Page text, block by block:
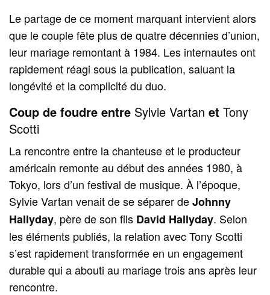
Le partage de ce moment marquant intervient alors
que le couple fête plus de quatre décennies d’union,
leur mariage remontant à 1984. Les internautes ont
rapidement réagi sous la publication, saluant la
longévité et la complicité du duo.
Coup de foudre entre Sylvie Vartan et Tony
Scotti
La rencontre entre la chanteuse et le producteur
américain remonte au début des années 1980, à
Tokyo, lors d’un festival de musique. À l’époque,
Sylvie Vartan venait de se séparer deJohnny
Hallyday, père de son fils David Hallyday. Selon
les éléments publiés, la relation avec Tony Scotti
s’est rapidement transformée en un engagement
durable qui a abouti au mariage trois ans après leur
rencontre.